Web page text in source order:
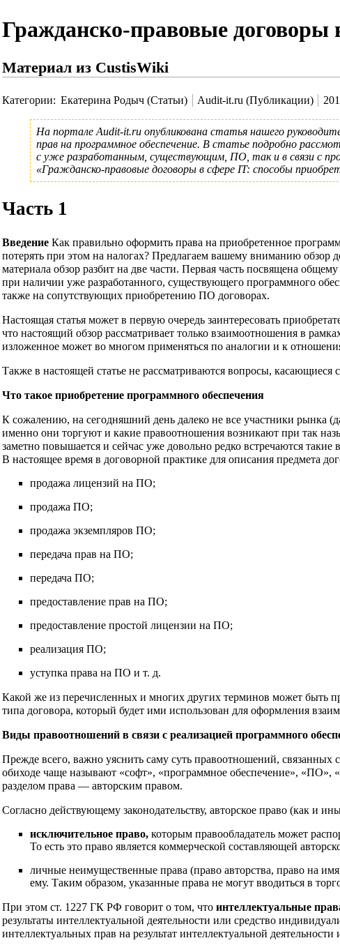
Гражданско-правовые договоры
Материал из CustisWiki
Категории: Екатерина Родыч (Статьи) Audit-it.ru (Публикации)
На порталеAudit-it.ru опубликована статья нашего
прав на программное обеспечение. В статье подробно
с уже разработанным, существующим, ПО, так и в связи с
«Гражданско-правовые договоры в сфере IT: способы
Часть 1
Введение Как правильно оформить права на приобретенное
потерять при этом на налогах? Предлагаем вашему вниманию
материала обзор разбит на две части. Первая часть посвящена
при наличии уже разработанного, существующего программного
также на сопутствующих приобретению ПО договорах.
Настоящая статья может в первую очередь заинтересовать
что настоящий обзор рассматривает только взаимоотношения в
изложенное может во многом применяться по аналогии и к
Также в настоящей статье не рассматриваются вопросы,
Что такое приобретение программного обеспечения
К сожалению, на сегодняшний день далеко не все участники рынка
именно они торгуют и какие правоотношения возникают при так
заметно повышается и сейчас уже довольно редко встречаются
В настоящее время в договорной практике для описания предмета
продажа лицензий на ПО;
продажа ПО;
продажа экземпляров ПО;
передача прав на ПО;
передача ПО;
предоставление прав на ПО;
предоставление простой лицензии на ПО;
реализация ПО;
уступка права на ПО и т. д.
Какой же из перечисленных и многих других терминов может быть
типа договора, который будет ими использован для оформления
Виды правоотношений в связи с реализацией программного
Прежде всего, важно уяснить саму суть правоотношений,
обиходе чаще называют «софт», «программное обеспечение», «ПО»,
разделом права — авторским правом.
Согласно действующему законодательству, авторское право (как и
исключительное право, которым правообладатель может
То есть это право является коммерческой составляющей
личные неимущественные права (право авторства, право на
ему. Таким образом, указанные права не могут вводиться в
При этом ст. 1227 ГК РФ говорит о том, что интеллектуальные
результаты интеллектуальной деятельности или средство
интеллектуальных прав на результат интеллектуальной